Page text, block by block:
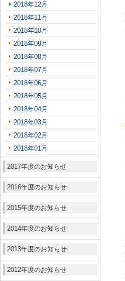
2018年12月
2018年11月
2018年10月
2018年09月
2018年08月
2018年07月
2018年06月
2018年05月
2018年04月
2018年03月
2018年02月
2018年01月
2017年度のお知らせ
2016年度のお知らせ
2015年度のお知らせ
2014年度のお知らせ
2013年度のお知らせ
2012年度のお知らせ